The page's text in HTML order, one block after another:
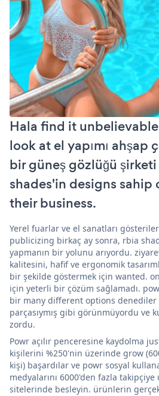
Hala find it
look at el yapımı ahşap
bir güneş gözlüğü
shades'in designs sahip
their business.
Yerel fuarlar ve el sanatları
publicizing birkaç ay sonra, rbia
yapmanın bir yolunu arıyordu.
kalitesini, hafif ve ergonomik
bir şekilde göstermek için wanted.
için yeterli bir çözüm sağlamadı.
bir many different options
parçasıymış gibi görünmüyordu ve
zordu.
Powr açılır penceresine kaydolma
kişilerini %250'nin üzerinde grow
kişi) başardılar ve powr sosyal
medyalarını 6000'den fazla takipçiye
sitelerinde besleyin. ürünlerin